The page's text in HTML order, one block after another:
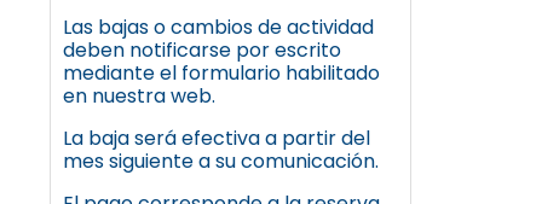
Las bajas o cambios de actividad
deben notificarse por escrito
mediante el formulario habilitado
en nuestra web.
La baja será efectiva a partir del
mes siguiente a su comunicación.